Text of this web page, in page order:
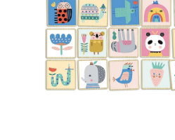
hvězdiček.